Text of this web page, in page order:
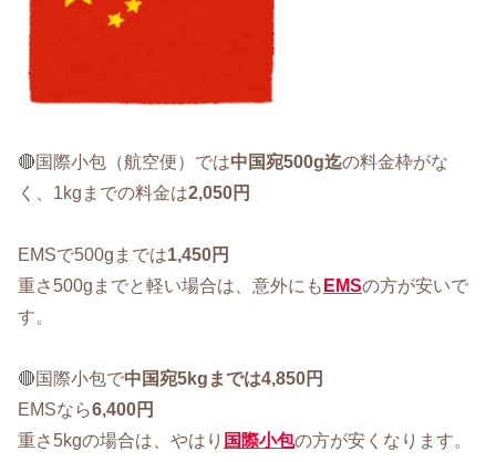
🔴国際小包（航空便）では中国宛500g迄の料金枠がな
く、1kgまでの料金は2,050円
EMSで500gまでは1,450円
重さ500gまでと軽い場合は、意外にも EMSの方が安いで
す。
🔴国際小包で中国宛5kgまでは4,850円
EMSなら6,400円
重さ5kgの場合は、やはり 国際小包の方が安くなります。